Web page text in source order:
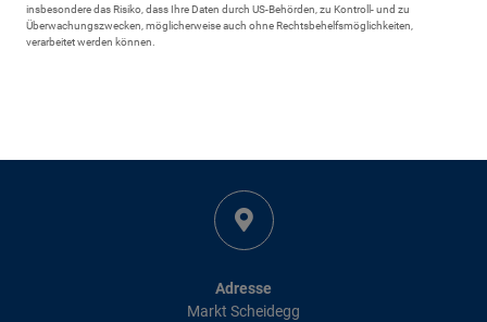
zurück
Adresse
Markt Scheidegg
insbesondere das Risiko, dass Ihre Daten durch US-Behörden, zu Kontroll- und zu
Überwachungszwecken, möglicherweise auch ohne Rechtsbehelfsmöglichkeiten,
verarbeitet werden können.